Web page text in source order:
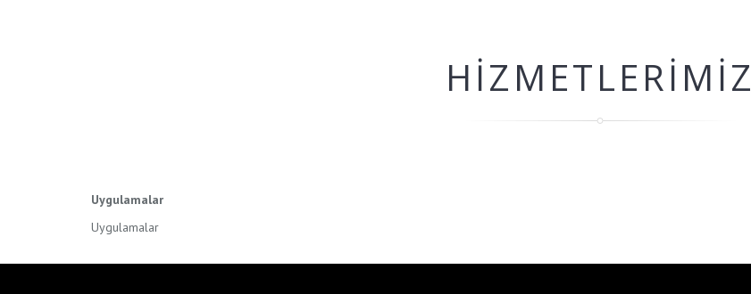
HIZMETLERIMIZ
Uygulamalar
Uygulamalar